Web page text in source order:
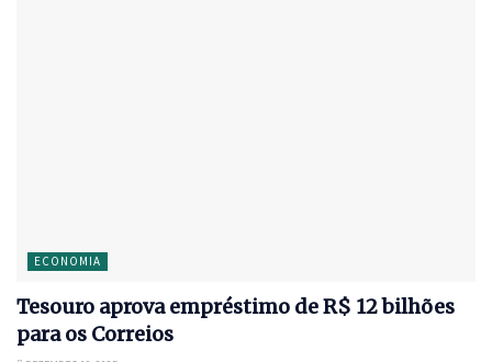
ECONOMIA
Tesouro aprova empréstimo de R$ 12 bilhões
para os Correios